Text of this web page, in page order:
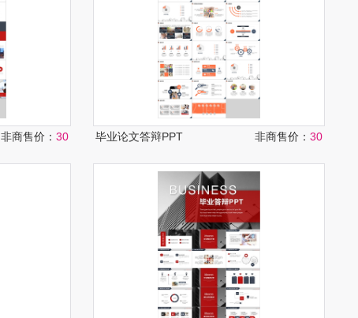
非商售价： 30 毕业论文答辩PPT 非商售价： 30